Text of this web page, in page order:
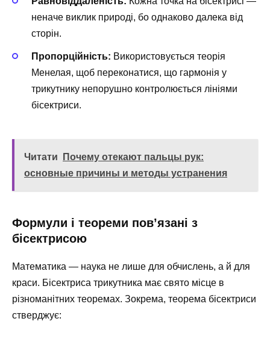
неначе виклик природі, бо однаково далека від
сторін.
Пропорційність: Використовується теорія
Менелая, щоб переконатися, що гармонія у
трикутнику непорушно контролюється лініями
бісектриси.
Читати
Почему отекают пальцы рук:
основные причины и методы устранения
Формули і теореми пов’язані з
бісектрисою
Математика — наука не лише для обчислень, а й для
краси. Бісектриса трикутника має свято місце в
різноманітних теоремах. Зокрема, теорема бісектриси
стверджує: